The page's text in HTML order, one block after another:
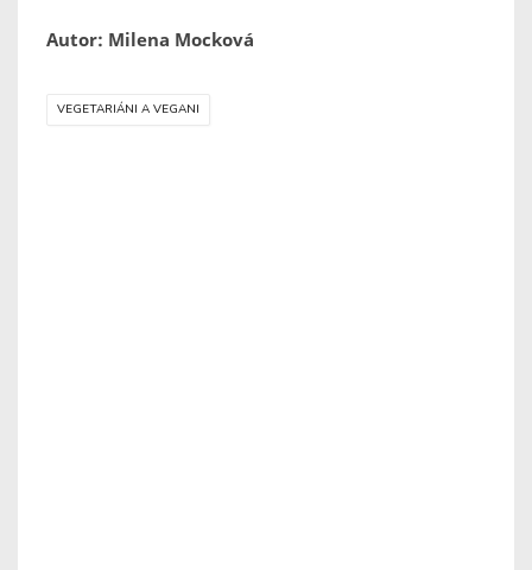
Autor: Milena Mocková
VEGETARIÁNI A VEGANI